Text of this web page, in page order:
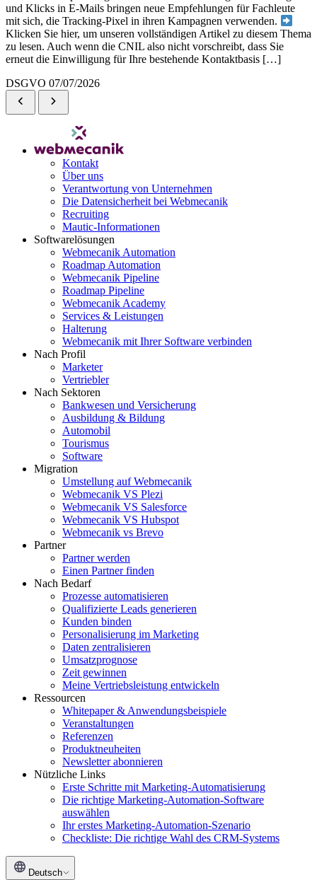
und Klicks in E-Mails bringen neue Empfehlungen für Fachleute
mit sich, die Tracking-Pixel in ihren Kampagnen verwenden.
Klicken Sie hier, um unseren vollständigen Artikel zu diesem Thema
zu lesen. Auch wenn die CNIL also nicht vorschreibt, dass Sie
erneut die Einwilligung für Ihre bestehende Kontaktbasis […]
DSGVO 07/07/2026
Kontakt
Über uns
Verantwortung von Unternehmen
Die Datensicherheit bei Webmecanik
Recruiting
Mautic-Informationen
Softwarelösungen
Webmecanik Automation
Roadmap Automation
Webmecanik Pipeline
Roadmap Pipeline
Webmecanik Academy
Services & Leistungen
Halterung
Webmecanik mit Ihrer Software verbinden
Nach Profil
Marketer
Vertriebler
Nach Sektoren
Bankwesen und Versicherung
Ausbildung & Bildung
Automobil
Tourismus
Software
Migration
Umstellung auf Webmecanik
Webmecanik VS Plezi
Webmecanik VS Salesforce
Webmecanik VS Hubspot
Webmecanik vs Brevo
Partner
Partner werden
Einen Partner finden
Nach Bedarf
Prozesse automatisieren
Qualifizierte Leads generieren
Kunden binden
Personalisierung im Marketing
Daten zentralisieren
Umsatzprognose
Zeit gewinnen
Meine Vertriebsleistung entwickeln
Ressourcen
Whitepaper & Anwendungsbeispiele
Veranstaltungen
Referenzen
Produktneuheiten
Newsletter abonnieren
Nützliche Links
Erste Schritte mit Marketing-Automatisierung
Die richtige Marketing-Automation-Software
auswählen
Ihr erstes Marketing-Automation-Szenario
Checkliste: Die richtige Wahl des CRM-Systems
Deutsch